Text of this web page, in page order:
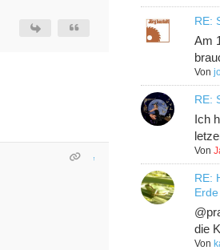
RE:
Am
Von
RE:
Ich
Von
RE:
Erde
die
Von